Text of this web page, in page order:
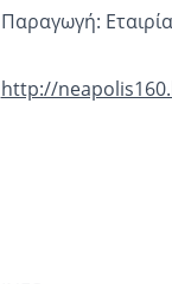
Παραγωγή:
http://